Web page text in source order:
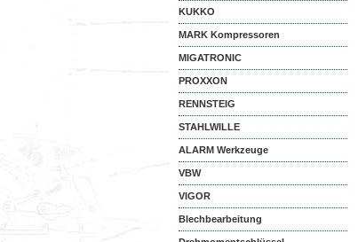
KUKKO
MARK Kompressoren
MIGATRONIC
PROXXON
RENNSTEIG
STAHLWILLE
ALARM Werkzeuge
VBW
VIGOR
Blechbearbeitung